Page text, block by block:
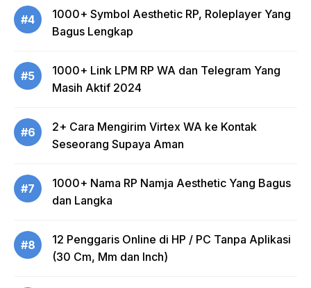
#4
1000+ Symbol Aesthetic RP, Roleplayer Yang
Bagus Lengkap
#5
1000+ Link LPM RP WA dan Telegram Yang
Masih Aktif 2024
#6
2+ Cara Mengirim Virtex WA ke Kontak
Seseorang Supaya Aman
#7
1000+ Nama RP Namja Aesthetic Yang Bagus
dan Langka
#8
12 Penggaris Online di HP / PC Tanpa Aplikasi
(30 Cm, Mm dan Inch)